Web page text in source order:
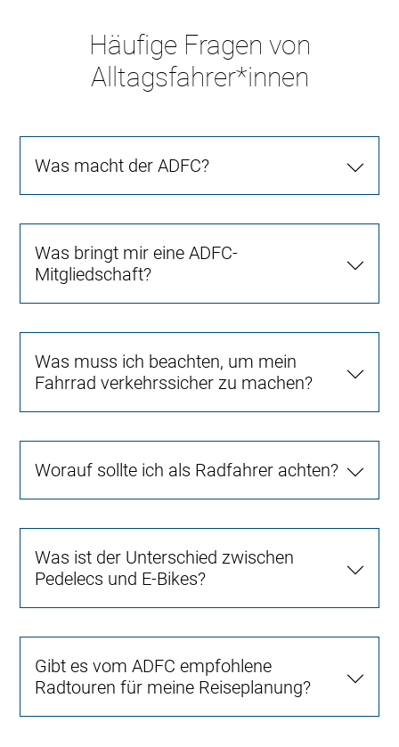
Häufige Fragen von
Alltagsfahrer*innen
Was macht der ADFC?
Was bringt mir eine ADFC-
Mitgliedschaft?
Was muss ich beachten, um mein
Fahrrad verkehrssicher zu machen?
Worauf sollte ich als Radfahrer achten?
Was ist der Unterschied zwischen
Pedelecs und E-Bikes?
Gibt es vom ADFC empfohlene
Radtouren für meine Reiseplanung?